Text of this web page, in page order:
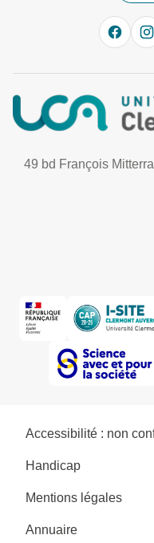
49 bd François
Accessibilité : non
Handicap
Mentions légales
Annuaire